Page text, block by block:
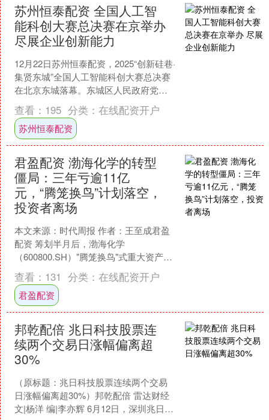
苏州恒泰配资 全国人工智
能科创大赛总决赛在京举办
尽展企业创新能力
12月22日苏州恒泰配资，2025“创新硅巷·
集贤东城”全国人工智能科创大赛总决赛
在北京东城落幕。东城区人民政府党组
成员、副区长邓慧敏在致辞中表示，入
围总决赛的....
查看： 195 分类： 在线配资开户
苏州恒泰配资
君盈配资 渤海化学的转型
僵局：三年亏逾11亿
元，“腾笼换鸟”计划落空，
投资者离场
本文来源：时代周报 作者：王至成君盈
配资 筹划半月后，渤海化学
（600800.SH）"腾笼换鸟"式重大资产重
组事项宣布终止。 近日，渤海化学公告
称终止筹划重大资....
查看： 131 分类： 在线配资开户
君盈配资
邦乾配倍 兆日科技股票连
续两个交易日涨幅偏离超
30%
（原标题：兆日科技股票连续两个交易
日涨幅偏离超30%）邦乾配倍 雷达财经
文|杨洋 编|李亦辉 6月12日，深圳兆日科